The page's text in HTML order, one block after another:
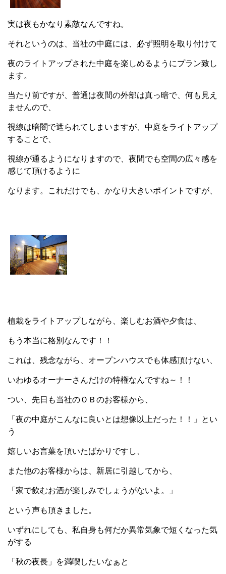
実は夜もかなり素敵なんですね。
それというのは、当社の中庭には、必ず照明を取り付けて
夜のライトアップされた中庭を楽しめるようにプラン致し
ます。
当たり前ですが、普通は夜間の外部は真っ暗で、何も見え
ませんので、
視線は暗闇で遮られてしまいますが、中庭をライトアップ
することで、
視線が通るようになりますので、夜間でも空間の広々感を
感じて頂けるように
なります。これだけでも、かなり大きいポイントですが、
植栽をライトアップしながら、楽しむお酒や夕食は、
もう本当に格別なんです！！
これは、残念ながら、オープンハウスでも体感頂けない、
いわゆるオーナーさんだけの特権なんですね～！！
つい、先日も当社のＯＢのお客様から、
「夜の中庭がこんなに良いとは想像以上だった！！」とい
う
嬉しいお言葉を頂いたばかりですし、
また他のお客様からは、新居に引越してから、
「家で飲むお酒が楽しみでしょうがないよ。」
という声も頂きました。
いずれにしても、私自身も何だか異常気象で短くなった気
がする
「秋の夜長」を満喫したいなぁと